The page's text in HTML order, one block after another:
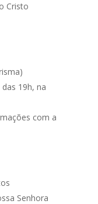
Cristo
19h, na
com a
Senhora